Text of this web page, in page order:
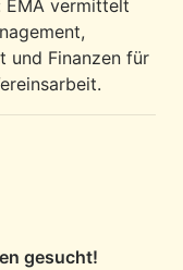
EMA vermittelt
und Finanzen für
gesucht!